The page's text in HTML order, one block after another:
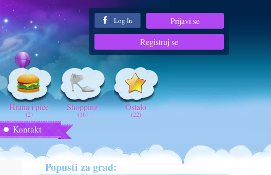
Log In
Prijavi se
Registruj se
Hrana i piće
(2)
Shopping
(16)
Ostalo
(22)
Kontakt
Popusti za grad: